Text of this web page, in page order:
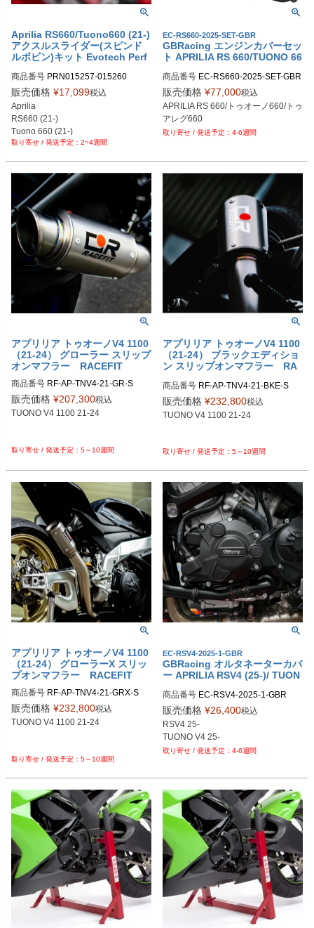
Aprilia RS660/Tuono660 (21-)
アクスルスライダー(スピンド
ルボビン)キット Evotech Perf
商品番号 PRN015257-015260
PRN015257-015260-01
PRN015257-015260-02
PRN015257-015260-03
PRN015257-015260-04
販売価格 ¥17,099税込
Aprilia
RS660 (21-)
Tuono 660 (21-)
フロント + リアのセット。
2~4週間
EC-RS660-2025-SET-GBR
GBRacing エンジンカバーセッ
ト APRILIA RS 660/TUONO 66
商品番号 EC-RS660-2025-SET-GBR
gbr_EC-RS660-2025-SET-GBR
販売価格 ¥77,000税込
APRILIA RS 660/トゥオーノ660/トゥ
アレグ660
4-6週間
アプリリア トゥオーノV4 1100
（21-24） グローラー スリップ
オンマフラー RACEFIT
商品番号 RF-AP-TNV4-21-GR-S
販売価格 ¥207,300税込
TUONO V4 1100 21-24
5～10週間
アプリリア トゥオーノV4 1100
（21-24） ブラックエディショ
ン スリップオンマフラー RA
商品番号
販売価格 ¥232,800税込
TUONO V4 1100 21-24
5～10週間
アプリリア トゥオーノV4 1100
（21-24） グローラーX スリッ
プオンマフラー RACEFIT
商品番号 RF-AP-TNV4-21-GRX-S
販売価格 ¥232,800税込
TUONO V4 1100 21-24
5～10週間
EC-RSV4-2025-1-GBR
GBRacing オルタネーターカバ
ー APRILIA RSV4 (25-)/ TUON
商品番号 EC-RSV4-2025-1-GBR
gbr_EC-RSV4-2025-1-GBR
販売価格 ¥26,400税込
RSV4 25-
TUONO V4 25-
4-6週間